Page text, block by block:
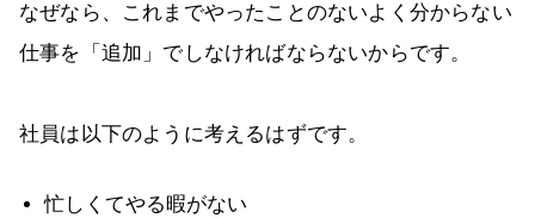
なぜなら、これまでやったことのないよく分からない
仕事を「追加」でしなければならないからです。
社員は以下のように考えるはずです。
忙しくてやる暇がない